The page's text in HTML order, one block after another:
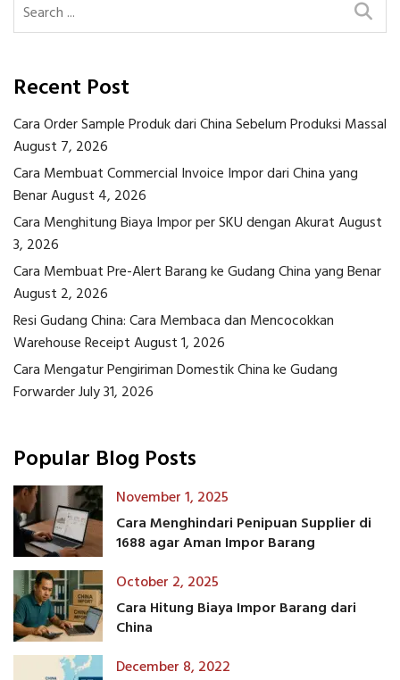
Recent Post
Cara Order Sample Produk dari China Sebelum Produksi Massal
August 7, 2026
Cara Membuat Commercial Invoice Impor dari China yang
BenarAugust 4, 2026
Cara Menghitung Biaya Impor per SKU dengan AkuratAugust
3, 2026
Cara Membuat Pre-Alert Barang ke Gudang China yang Benar
August 2, 2026
Resi Gudang China: Cara Membaca dan Mencocokkan
Warehouse ReceiptAugust 1, 2026
Cara Mengatur Pengiriman Domestik China ke Gudang
ForwarderJuly 31, 2026
Popular Blog Posts
November 1, 2025
Cara Menghindari Penipuan Supplier di
1688 agar Aman Impor Barang
October 2, 2025
Cara Hitung Biaya Impor Barang dari
China
December 8, 2022